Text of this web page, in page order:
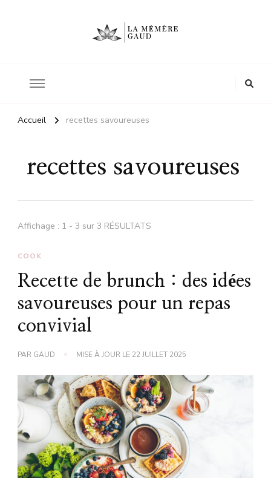
Accueil recettes savoureuses
recettes savoureuses
Affichage : 1 - 3 sur 3 RÉSULTATS
COOK
Recette de brunch : des idées
savoureuses pour un repas
convivial
PAR GAUD MISE À JOUR LE 22 JUILLET 2025